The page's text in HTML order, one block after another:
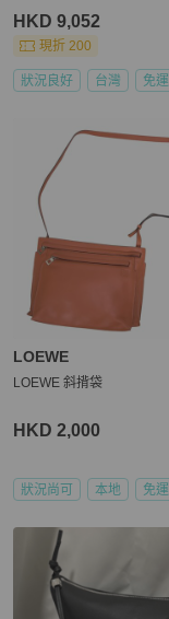
HKD 9,052
現折 200
狀況良好 台灣 免運
LOEWE
LOEWE 斜揹袋
HKD 2,000
狀況尚可 本地 免運